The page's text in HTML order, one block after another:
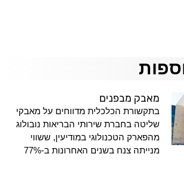
מאבק מבפנים
בתקשורת הכלכלית מדווחים על מאבקי
שליטה בחברת שירותי הבריאות נובולוג
מהפארק הטכנולוגי במודיעין, ששווי
מנייתה צנח בשנים האחרונות ב-77%